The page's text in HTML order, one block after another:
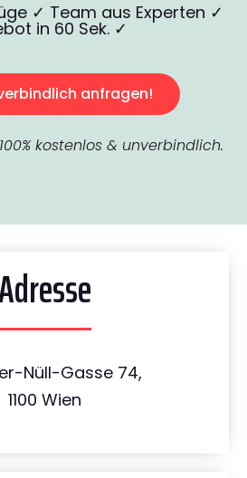
✓ Team aus Experten ✓
in 60 Sek. ✓
anfragen!
kostenlos & unverbindlich.
Nüll-Gasse 74,
1100 Wien